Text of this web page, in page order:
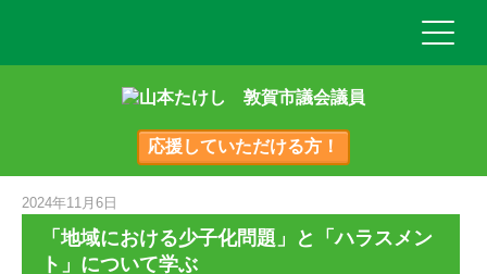
応援していただける方！
2024年11月6日
「地域における少子化問題」と「ハラスメン
ト」について学ぶ